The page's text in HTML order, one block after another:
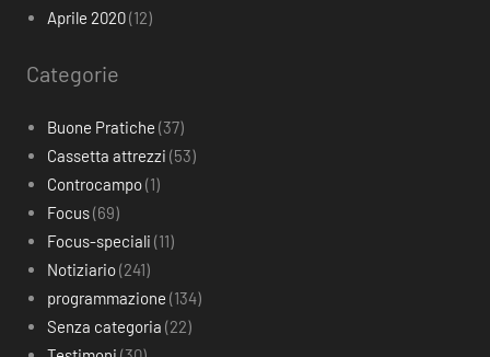
Aprile 2020(12)
Categorie
Buone Pratiche (37)
Cassetta attrezzi (53)
Controcampo(1)
Focus(69)
Focus-speciali (11)
Notiziario(241)
programmazione (134)
Senza categoria (22)